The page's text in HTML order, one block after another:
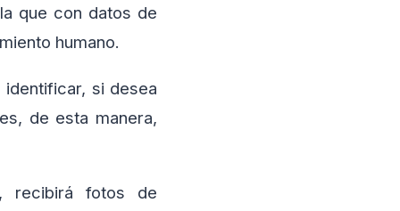
que con datos de
humano.
identificar, si desea
de esta manera,
recibirá fotos de